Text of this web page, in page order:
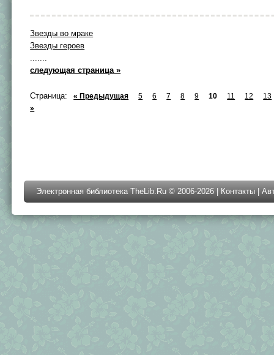
Звезды во мраке
Звезды героев
.......
следующая страница »
Страница: « Предыдущая 5 6 7 8 9 10 11 12
13
»
Электронная библиотека TheLib.Ru © 2006-2026 | Контакты |